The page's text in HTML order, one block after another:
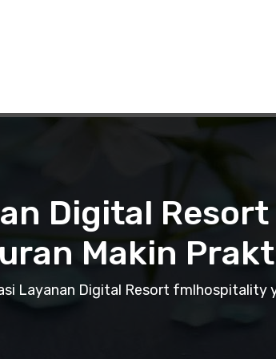
Digital
Makin
Layanan Digital Resort fmlhospitality